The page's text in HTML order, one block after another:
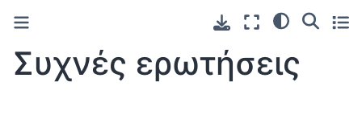
Συχνές ερωτήσεις